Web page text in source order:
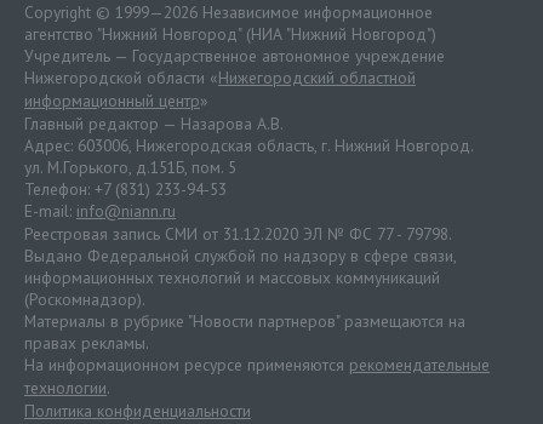
Copyright © 1999—2026 Независимое информационное
агентство "Нижний Новгород" (НИА "Нижний Новгород")
Учредитель — Государственное автономное учреждение
Нижегородской области «Нижегородский областной
информационный центр»
Главный редактор — Назарова А.В.
Адрес: 603006, Нижегородская область, г. Нижний Новгород.
ул. М.Горького, д.151Б, пом. 5
Телефон: +7 (831) 233-94-53
E-mail: info@niann.ru
Реестровая запись СМИ от 31.12.2020 ЭЛ № ФС 77 - 79798.
Выдано Федеральной службой по надзору в сфере связи,
информационных технологий и массовых коммуникаций
(Роскомнадзор).
Материалы в рубрике "Новости партнеров" размещаются на
правах рекламы.
На информационном ресурсе применяются рекомендательные
технологии.
Политика конфиденциальности